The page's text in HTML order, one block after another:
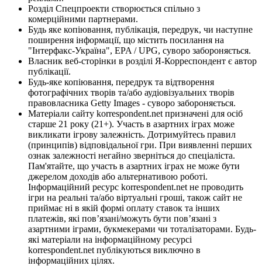
Розділ Спецпроекти створюється спільно з
комерційними партнерами.
Будь яке копіювання, публікація, передрук, чи наступне
поширення інформації, що містить посилання на
"Інтерфакс-Україна", EPA / UPG, суворо забороняється.
Власник веб-сторінки в розділі Я-Корреспондент є автор
публікації.
Будь-яке копіювання, передрук та відтворення
фотографічних творів та/або аудіовізуальних творів
правовласника Getty Images - суворо забороняється.
Матеріали сайту korrespondent.net призначені для осіб
старше 21 року (21+). Участь в азартних іграх може
викликати ігрову залежність. Дотримуйтесь правил
(принципів) відповідальної гри. При виявленні перших
ознак залежності негайно зверніться до спеціаліста.
Пам'ятайте, що участь в азартних іграх не може бути
джерелом доходів або альтернативою роботі.
Інформаційний ресурс korrespondent.net не проводить
ігри на реальні та/або віртуальні гроші, також сайт не
приймає ні в якій формі оплату ставок та інших
платежів, які пов’язані/можуть бути пов’язані з
азартними іграми, букмекерами чи тоталізаторами. Будь-
які матеріали на інформаційному ресурсі
korrespondent.net публікуються виключно в
інформаційних цілях.